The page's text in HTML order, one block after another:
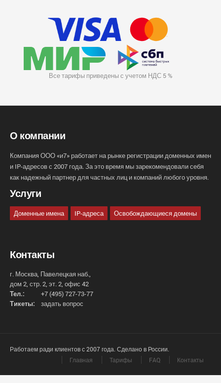
Все тарифы приведены с учетом НДС 5 %
О компании
Компания ООО «и7» работает на рынке регистрации доменных имен
и IP-адресов с 2007 года. За это время мы зарекомендовали себя
как надежный партнер для частных лиц и компаний любого уровня.
Услуги
Доменные имена IP-адреса Освобождающиеся домены
Контакты
г. Москва, Павелецкая наб.,
дом 2, стр. 2, эт. 2, офис 42
Тел.:
+7 (495) 727-73-77
Тикеты:
задать вопрос
Работаем ради клиентов с 2007 года. Сделано в России.
Главная
Тарифы FAQ Контакты